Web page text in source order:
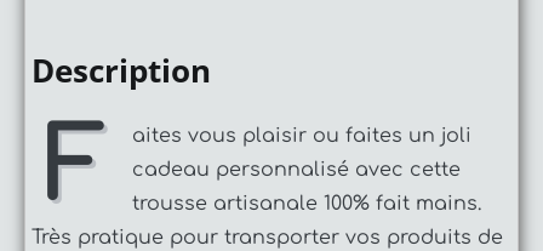
Description
F
aites vous plaisir ou faites un joli
cadeau personnalisé avec cette
trousse artisanale 100% fait mains.
Très pratique pour transporter vos produits de